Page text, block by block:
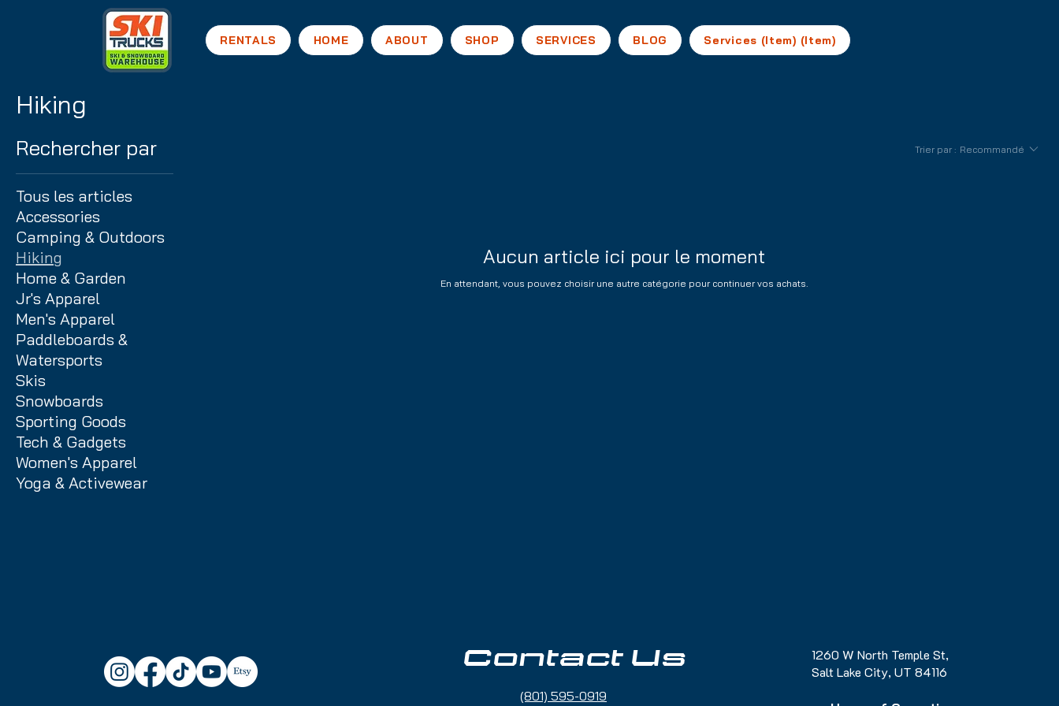
RENTALS HOME ABOUT SHOP SERVICES BLOG Services (Item) (Item)
Hiking
Rechercher par
Tous les articles
Accessories
Camping & Outdoors
Hiking
Home & Garden
Jr's Apparel
Men's Apparel
Paddleboards &
Watersports
Skis
Snowboards
Sporting Goods
Tech & Gadgets
Women's Apparel
Yoga & Activewear
Trier par : Recommandé
Aucun article ici pour le moment
En attendant, vous pouvez choisir une autre catégorie pour continuer vos achats.
Contact Us
(801) 595-0919
1260 W North Temple St,
Salt Lake City, UT 84116